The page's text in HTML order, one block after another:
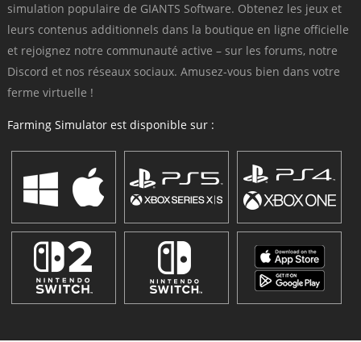
simulation populaire de GIANTS Software. Obtenez les jeux et
leurs contenus additionnels dans la boutique en ligne officielle
et rejoignez notre communauté active – sur les forums, notre
Discord et nos réseaux sociaux. Amusez-vous bien dans votre
ferme virtuelle !
Farming Simulator est disponible sur :